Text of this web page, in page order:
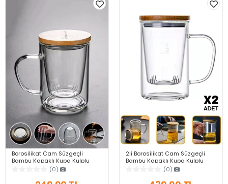
Borosilikat Cam Süzgeçli
Bambu Kapaklı Kupa Kulplu
Demlik Modeli Çift Kat Bitki Çay
Bardağı 400 ml.
(0)
2li Borosilikat Cam Süzgeçli
Bambu Kapaklı Kupa Kulplu
Demlik Tarz Çift Kat Bitki Çay
Bardağı 400ml
(0)